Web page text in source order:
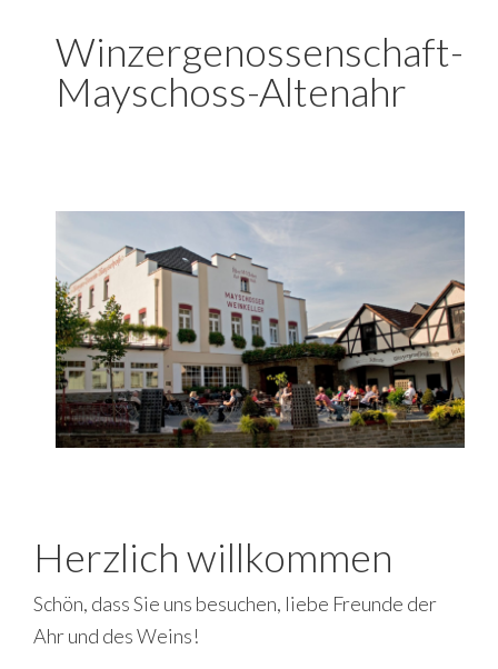
Winzergenossenschaft-
Mayschoss-Altenahr
Herzlich willkommen
Schön, dass Sie uns besuchen, liebe Freunde der
Ahr und des Weins!